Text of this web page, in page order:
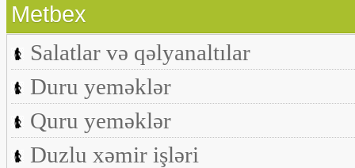
Metbex
Salatlar və qəlyanaltılar
Duru yeməklər
Quru yeməklər
Duzlu xəmir işləri